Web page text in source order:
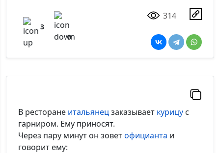
3
0
314
В ресторане итальянецзаказывает курицу с
гарниром. Ему приносят.
Через пару минут он зоветофицианта и
говорит ему: